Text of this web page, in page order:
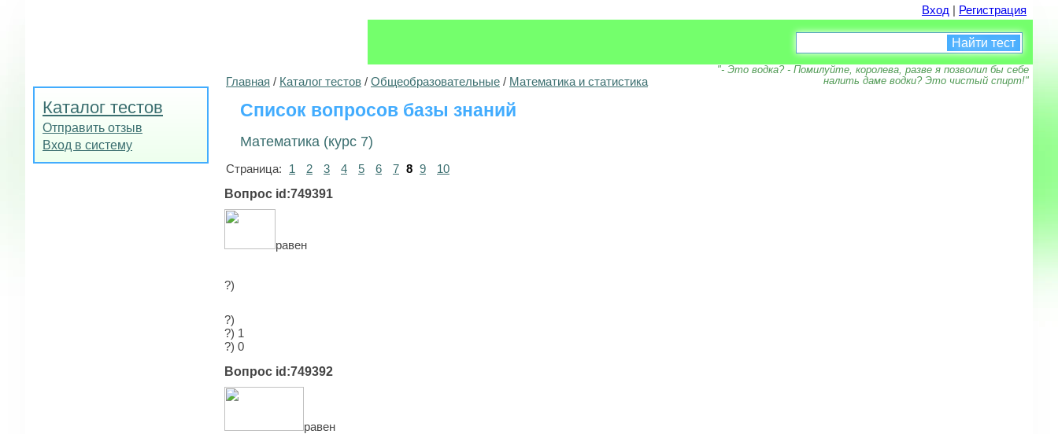
Вход | Регистрация
"- Это водка? - Помилуйте, королева, разве я позволил бы себе
налить даме водки? Это чистый спирт!"
Найти тест
Каталог тестов
Отправить отзыв
Вход в систему
Главная / Каталог тестов / Общеобразовательные / Математика и статистика
Список вопросов базы знаний
Математика (курс 7)
Страница: 1 2 3 4 5 6 7 8 9
10
Вопрос id:749391
равен
?)
?)
?) 1
?) 0
Вопрос id:749392
равен